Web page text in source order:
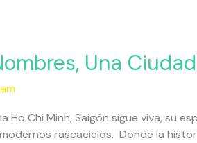
Una Ciudad
Ho Chi Minh, Saigón sigue viva, su
rascacielos. Donde la